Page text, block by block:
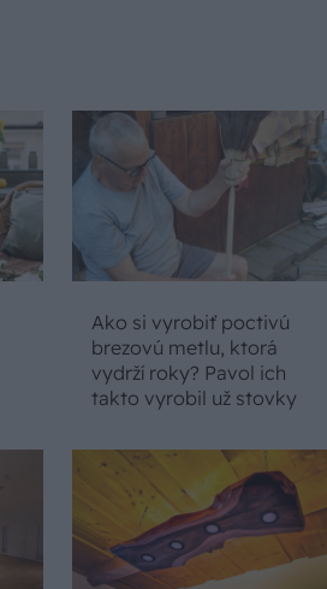
Ako si vyrobiť poctivú
brezovú metlu, ktorá
vydrží roky? Pavol ich
takto vyrobil už stovky